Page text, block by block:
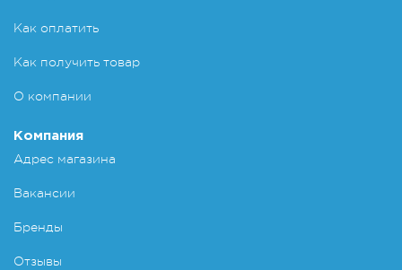
Как оплатить
Как получить товар
О компании
Компания
Адрес магазина
Вакансии
Бренды
Отзывы